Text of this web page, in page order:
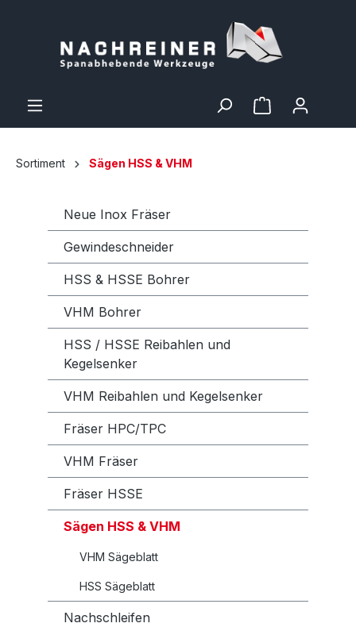
Sortiment Sägen HSS & VHM
Neue Inox Fräser
Gewindeschneider
HSS & HSSE Bohrer
VHM Bohrer
HSS / HSSE Reibahlen und
Kegelsenker
VHM Reibahlen und Kegelsenker
Fräser HPC/TPC
VHM Fräser
Fräser HSSE
Sägen HSS & VHM
VHM Sägeblatt
HSS Sägeblatt
Nachschleifen